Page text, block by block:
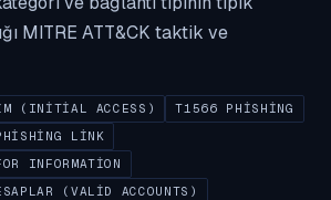
MITRE ATT&CK taktik ve
(INITIAL ACCESS)
T1566 PHISHING
LINK
INFORMATION
(VALID ACCOUNTS)